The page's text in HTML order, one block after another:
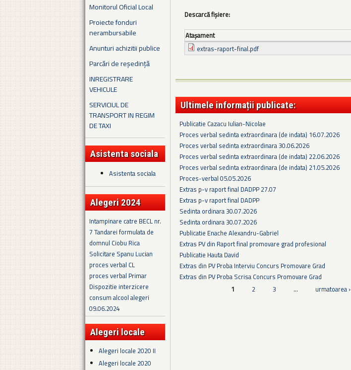
Monitorul Oficial Local
Proiecte fonduri
nerambursabile
Anunturi achizitii publice
Parcări de reședință
INREGISTRARE
VEHICULE
SERVICIUL DE
TRANSPORT IN REGIM
DE TAXI
Asistenta sociala
Asistenta sociala
Alegeri 2024
Intampinare catre BECL nr.
7 Tandarei formulata de
domnul Ciobu Rica
Solicitare Spanu Lucian
proces verbal CL
proces verbal Primar
Dispozitie interzicere
consum alcool alegeri
09.06.2024
Alegeri locale
Alegeri locale 2020 II
Alegeri locale 2020
Descarcă fișiere:
Ataşament
extras-raport-final.pdf
Ultimele informații publicate:
Publicatie Cazacu Iulian-Nicolae
Proces verbal sedinta extraordinara (de indata) 16.07.2026
Proces verbal sedinta extraordinara 30.06.2026
Proces verbal sedinta extraordinara (de indata) 22.06.2026
Proces verbal sedinta extraordinara (de indata) 21.05.2026
Proces-verbal 05.05.2026
Extras p-v raport final DADPP 27.07
Extras p-v raport final DADPP
Sedinta ordinara 30.07.2026
Sedinta ordinara 30.07.2026
Publicatie Enache Alexandru-Gabriel
Extras PV din Raport final promovare grad profesional
Publicatie Hauta David
Extras din PV Proba Interviu Concurs Promovare Grad
Extras din PV Proba Scrisa Concurs Promovare Grad
1 2 3 … urmatoarea ›